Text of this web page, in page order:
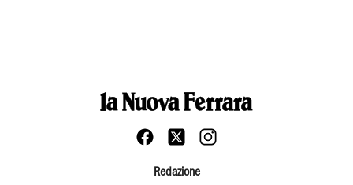
Redazione